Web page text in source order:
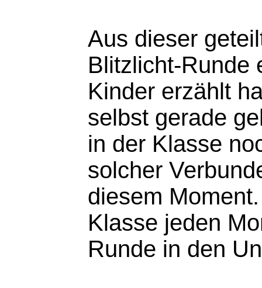
Aus dieser
Blitzlicht-Runde
Kinder erzählt
selbst gerade
in der Klasse
solcher
diesem
Klasse jeden
Runde in den